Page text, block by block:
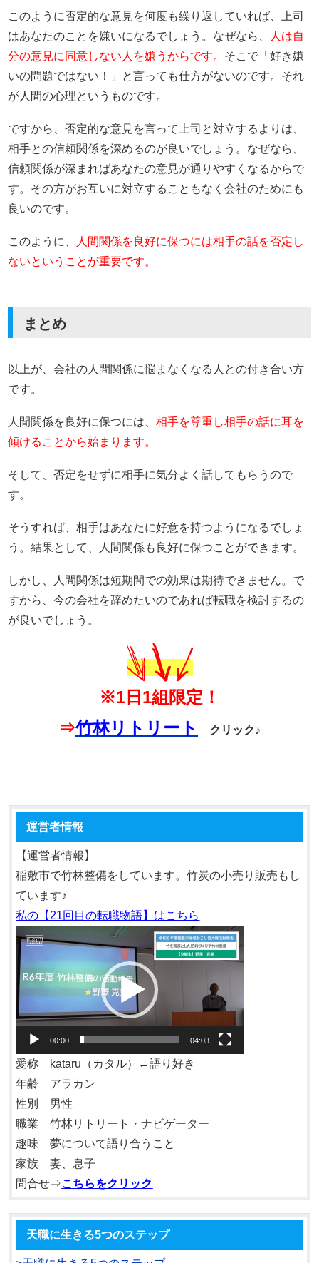
このように否定的な意見を何度も繰り返していれば、上司
はあなたのことを嫌いになるでしょう。なぜなら、
人は自
分の意見に同意しない人を嫌うからです。 そこで「好き嫌
いの問題ではない！」と言っても仕方がないのです。それ
が人間の心理というものです。
ですから、否定的な意見を言って上司と対立するよりは、
相手との信頼関係を深めるのが良いでしょう。なぜなら、
信頼関係が深まればあなたの意見が通りやすくなるからで
す。その方がお互いに対立することもなく会社のためにも
良いのです。
このように、
人間関係を良好に保つには相手の話を否定し
ないということが重要です。
まとめ
以上が、会社の人間関係に悩まなくなる人との付き合い方
です。
人間関係を良好に保つには、相手を尊重し相手の話に耳を
傾けることから始まります。
そして、否定をせずに相手に気分よく話してもらうので
す。
そうすれば、相手はあなたに好意を持つようになるでしょ
う。結果として、人間関係も良好に保つことができます。
しかし、人間関係は短期間での効果は期待できません。で
すから、今の会社を辞めたいのであれば転職を検討するの
が良いでしょう。
※1日1組限定！
⇒竹林リトリート クリック♪
運営者情報
【運営者情報】
稲敷市で竹林整備をしています。竹炭の小売り販売もし
ています♪
私の【21回目の転職物語】はこちら
画
プ
レ
ー
ヤ
ー
00:00 04:03
愛称 kataru（カタル）←語り好き
年齢 アラカン
性別 男性
職業 竹林リトリート・ナビゲーター
趣味 夢について語り合うこと
家族 妻、息子
問合せ⇒こちらをクリック
天職に生きる5つのステップ